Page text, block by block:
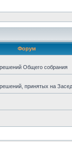
Форум
Общего собрания
принятых на